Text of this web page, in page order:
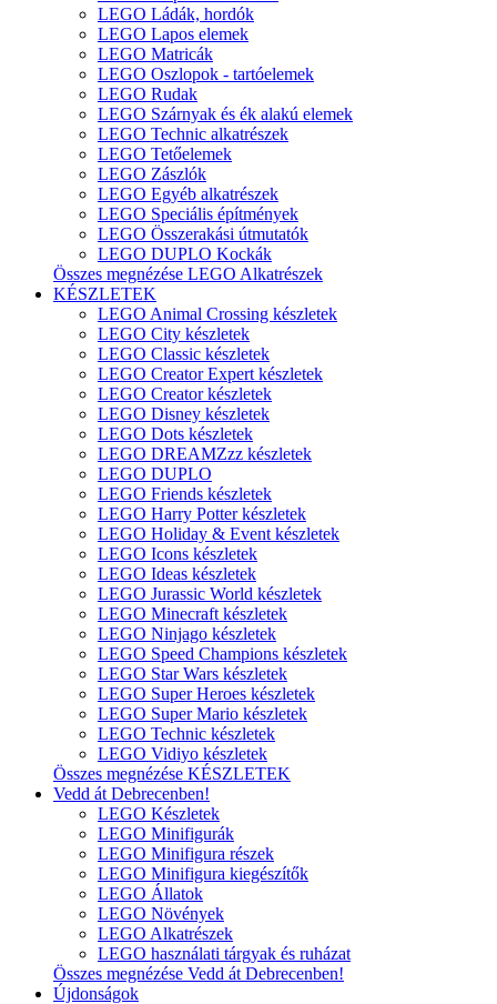
LEGO Ládák, hordók
LEGO Lapos elemek
LEGO Matricák
LEGO Oszlopok - tartóelemek
LEGO Rudak
LEGO Szárnyak és ék alakú elemek
LEGO Technic alkatrészek
LEGO Tetőelemek
LEGO Zászlók
LEGO Egyéb alkatrészek
LEGO Speciális építmények
LEGO Összerakási útmutatók
LEGO DUPLO Kockák
Összes megnézése LEGO Alkatrészek
KÉSZLETEK
LEGO Animal Crossing készletek
LEGO City készletek
LEGO Classic készletek
LEGO Creator Expert készletek
LEGO Creator készletek
LEGO Disney készletek
LEGO Dots készletek
LEGO DREAMZzz készletek
LEGO DUPLO
LEGO Friends készletek
LEGO Harry Potter készletek
LEGO Holiday & Event készletek
LEGO Icons készletek
LEGO Ideas készletek
LEGO Jurassic World készletek
LEGO Minecraft készletek
LEGO Ninjago készletek
LEGO Speed Champions készletek
LEGO Star Wars készletek
LEGO Super Heroes készletek
LEGO Super Mario készletek
LEGO Technic készletek
LEGO Vidiyo készletek
Összes megnézése KÉSZLETEK
Vedd át Debrecenben!
LEGO Készletek
LEGO Minifigurák
LEGO Minifigura részek
LEGO Minifigura kiegészítők
LEGO Állatok
LEGO Növények
LEGO Alkatrészek
LEGO használati tárgyak és ruházat
Összes megnézése Vedd át Debrecenben!
Újdonságok